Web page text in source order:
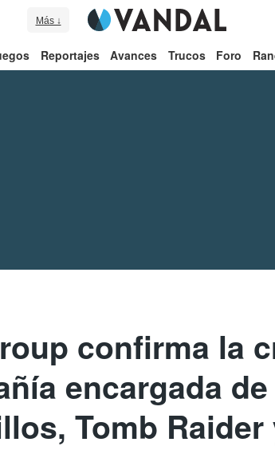
Más ↓
Reportajes Avances Trucos Foro
confirma la
encargada
Tomb Raider